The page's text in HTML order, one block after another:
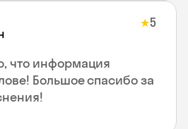
★5
что информация
Большое спасибо за